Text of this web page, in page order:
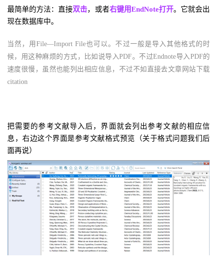
最简单的方法：直接双击，或者右键用EndNote打开。它就会出
现在数据库中。
当然，用File—Import File也可以。不过一般是导入其他格式的时
候，用这种麻烦的方式，比如说导入PDF。不过Endnote导入PDF的
速度很慢，虽然也能列出相应信息，不过不如直接去文章网站下载
citation
把需要的参考文献导入后，界面就会列出参考文献的相应信
息，右边这个界面是参考文献格式预览（关于格式问题我们后
面再说）